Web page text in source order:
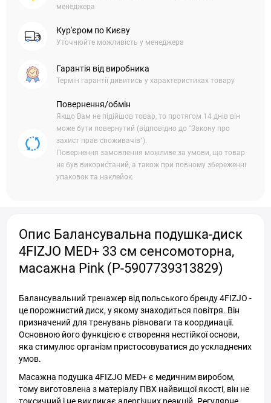
менеджера
Кур'єром по Києву
Уточнюйте можливість у менеджера
Гарантія від виробника
Термін гарантії дивитись у характеристиках товару
Повернення/обмін
Якщо Вам не підійшов товар, то протягом 14 днів він
може бути повернутий (відповідно до "Закону про
захист прав споживачів").
Повернення замовлення можливе за умови, що товар
не був використаний, а також при повному збереженні
упаковок та наклейок.
Опис Балансувальна подушка-диск
4FIZJO MED+ 33 см сенсомоторна,
масажна Pink (P-5907739313829)
Балансувальний тренажер від польського бренду 4FIZJO -
це порожнистий диск, у якому знаходиться повітря. Він
призначений для тренувань рівноваги та координації.
Основною його функцією є створення нестійкої основи,
яка стимулює організм пристосовуватися до ускладнених
умов.
Масажна подушка 4FIZJO MED+ є медичним виробом,
тому виготовлена з матеріалу ПВХ найвищої якості, він не